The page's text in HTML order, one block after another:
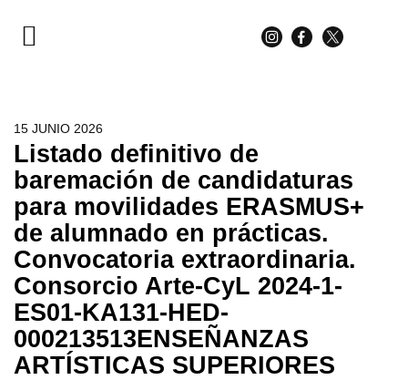
15 JUNIO 2026
Listado definitivo de
baremación de candidaturas
para movilidades ERASMUS+
de alumnado en prácticas.
Convocatoria extraordinaria.
Consorcio Arte-CyL 2024-1-
ES01-KA131-HED-
000213513ENSEÑANZAS
ARTÍSTICAS SUPERIORES